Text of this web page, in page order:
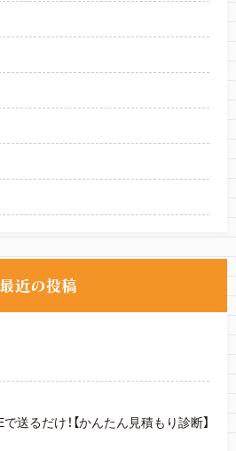
送るだけ！【かんたん見積もり診断】